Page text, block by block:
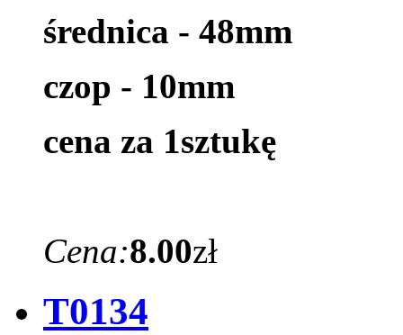
średnica - 48mm
czop - 10mm
cena za 1sztukę
Cena:8.00zł
T0134